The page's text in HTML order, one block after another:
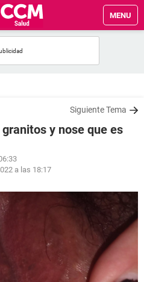
MENU
Siguiente Tema
y nose que es
a las 18:17